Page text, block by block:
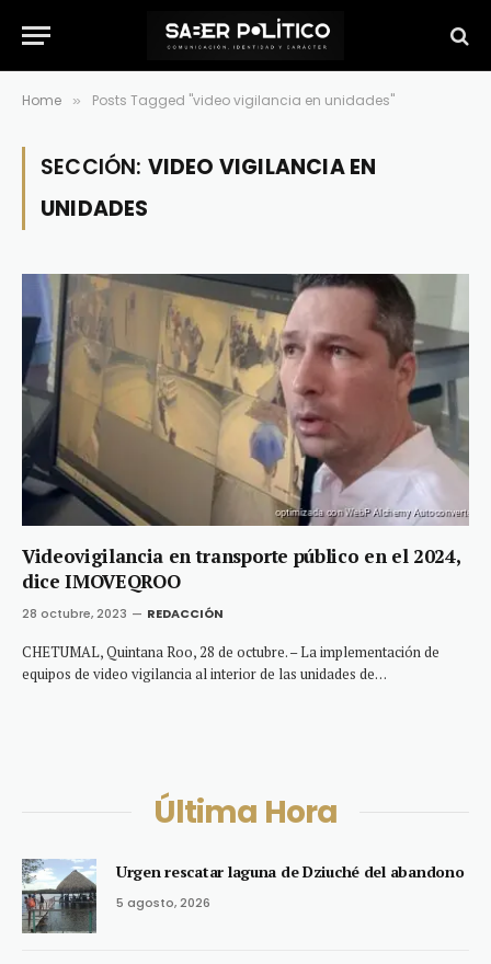
Home » Posts Tagged "video vigilancia en unidades"
SECCIÓN: VIDEO VIGILANCIA EN
UNIDADES
Videovigilancia en transporte público en el 2024,
dice IMOVEQROO
28 octubre, 2023 REDACCIÓN
CHETUMAL, Quintana Roo, 28 de octubre. – La implementación de
equipos de video vigilancia al interior de las unidades de…
Última Hora
Urgen rescatar laguna de Dziuché del abandono
5 agosto, 2026